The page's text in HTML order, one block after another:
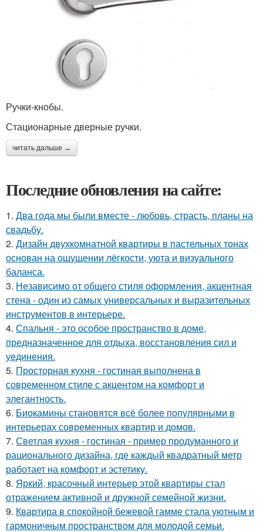
Ручки-кнобы.
Стационарные дверные ручки.
читать дальше →
Последние обновления на сайте:
1. Два года мы были вместе - любовь, страсть, планы на
свадьбу.
2. Дизайн двухкомнатной квартиры в пастельных тонах
основан на ощущении лёгкости, уюта и визуального
баланса.
3. Независимо от общего стиля оформления, акцентная
стена - один из самых универсальных и выразительных
инструментов в интерьере.
4. Спальня - это особое пространство в доме,
предназначенное для отдыха, восстановления сил и
уединения.
5. Просторная кухня - гостиная выполнена в
современном стиле с акцентом на комфорт и
элегантность.
6. Биокамины становятся всё более популярными в
интерьерах современных квартир и домов.
7. Светлая кухня - гостиная - пример продуманного и
рационального дизайна, где каждый квадратный метр
работает на комфорт и эстетику.
8. Яркий, красочный интерьер этой квартиры стал
отражением активной и дружной семейной жизни.
9. Квартира в спокойной бежевой гамме стала уютным и
гармоничным пространством для молодой семьи.